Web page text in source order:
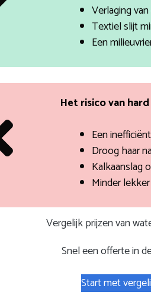
Verlaging
Textiel slijt
Een
Het risico van
Een
Droog haar
Kalkaanslag
Minder
Vergelijk prijzen van
Snel een offerte in
Start met